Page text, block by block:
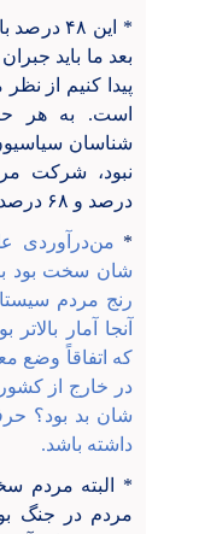
* این ۴۸
بعد ما باید
پیدا کنیم از
است. به هر
شناسان
درصد و ۶۸ درصد.
* من‌درآوردی
شان سخت بود
رنج مردم
آنجا آمار
که اتفاقاً وضع
در خارج از
شان بد بود؟
داشته باشد.
* البته مردم
مردم در جنگ